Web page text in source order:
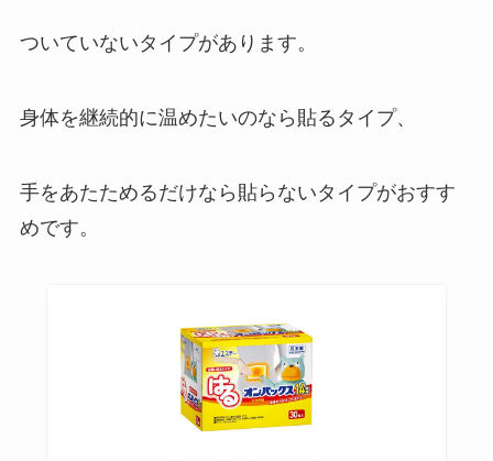
ついていないタイプがあります。
身体を継続的に温めたいのなら貼るタイプ、
手をあたためるだけなら貼らないタイプがおすす
めです。